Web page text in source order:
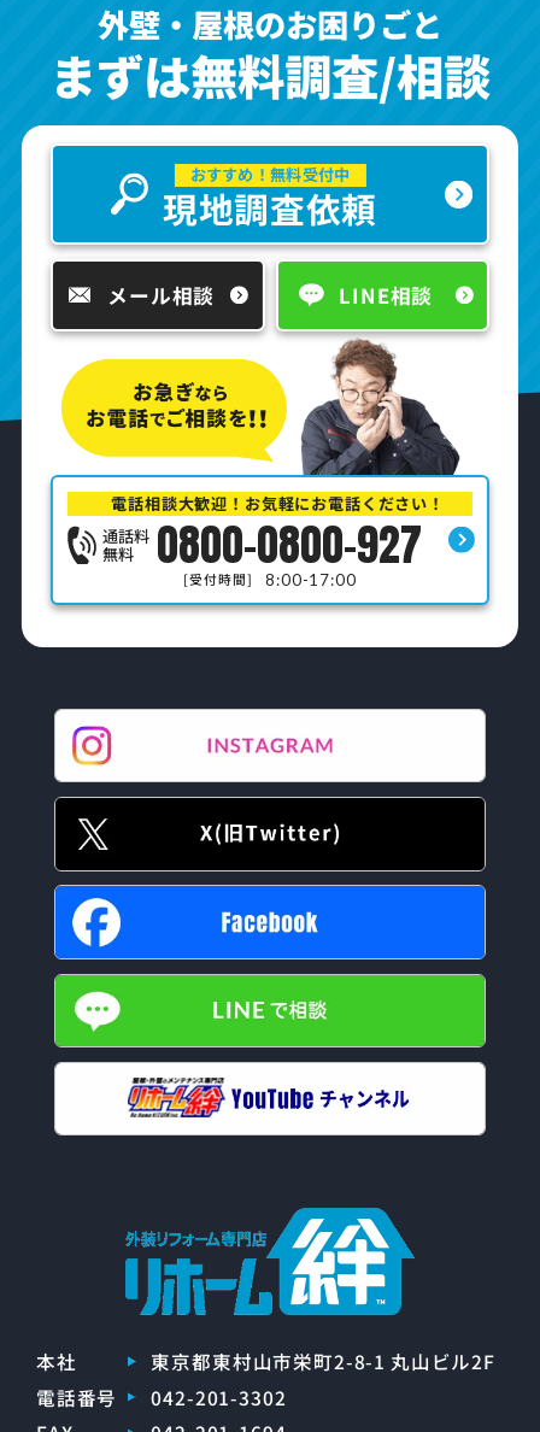
外壁・屋根のお困りごと
まずは無料調査/相談
おすすめ！無料受付中
現地調査依頼
メール相談 LINE相談
電話相談大歓迎！お気軽にお電話ください！
通話料
無料 0800-0800-927
[受付時間] 8:00-17:00
本社
東京都東村山市栄町2-8-1 丸山ビル2F
電話番号
042-201-3302